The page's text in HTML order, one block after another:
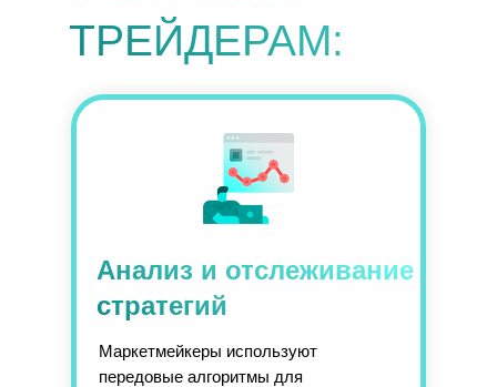
ТРЕЙДЕРАМ:
Анализ и отслеживание
стратегий
Маркетмейкеры используют
передовые алгоритмы для